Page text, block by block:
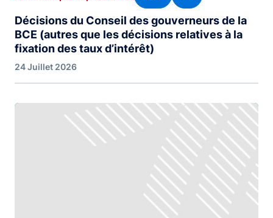
Décisions du Conseil des gouverneurs de la
BCE (autres que les décisions relatives à la
fixation des taux d’intérêt)
24 Juillet 2026